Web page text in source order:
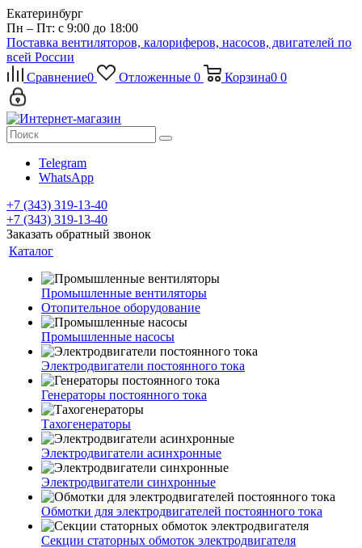
Екатеринбург
Пн – Пт: с 9:00 до 18:00
Поставка вентиляторов, калориферов, насосов, двигателей по
всей России
Сравнение0 Отложенные 0 Корзина0 0
Telegram
WhatsApp
+7 (343) 319-13-40
+7 (343) 319-13-40
Заказать обратный звонок
Каталог
Промышленные вентиляторы
Отопительное оборудование
Промышленные насосы
Электродвигатели постоянного тока
Генераторы постоянного тока
Тахогенераторы
Электродвигатели асинхронные
Электродвигатели синхронные
Обмотки для электродвигателей постоянного тока
Секции статорных обмоток электродвигателя